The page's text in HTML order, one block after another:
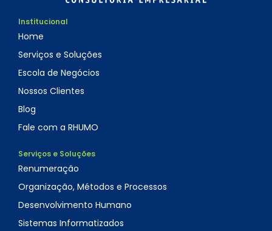
Institucional
Home
Serviços e Soluções
Escola de Negócios
Nossos Clientes
Blog
Fale com a RHUMO
Serviços e Soluções
Renumeração
Organização, Métodos e Processos
Desenvolvimento Humano
Sistemas Informatizados